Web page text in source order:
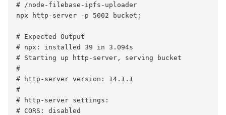
# /node-filebase-ipfs-uploader
npx http-server -p 5002 bucket;
# Expected Output
# npx: installed 39 in 3.094s
# Starting up http-server, serving bucket
#
# http-server version: 14.1.1
#
# http-server settings:
# CORS: disabled